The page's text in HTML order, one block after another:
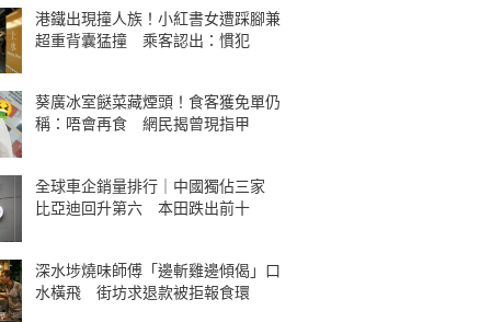
港鐵出現撞人族！小紅書女遭踩腳兼
超重背囊猛撞 乘客認出：慣犯
葵廣冰室餸菜藏煙頭！食客獲免單仍
稱：唔會再食 網民揭曾現指甲
全球車企銷量排行｜中國獨佔三家
比亞迪回升第六 本田跌出前十
深水埗燒味師傅「邊斬雞邊傾偈」口
水橫飛 街坊求退款被拒報食環